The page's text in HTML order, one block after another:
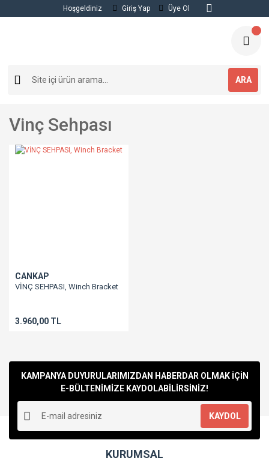
Hoşgeldiniz Giriş Yap Üye Ol
ARA
Vinç Sehpası
CANKAP
VİNÇ SEHPASI, Winch Bracket
3.960,00 TL
KAMPANYA DUYURULARIMIZDAN HABERDAR OLMAK İÇİN
E-BÜLTENİMİZE KAYDOLABİLİRSİNİZ!
KAYDOL
KURUMSAL